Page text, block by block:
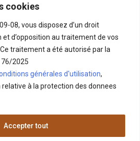
cookies
08, vous disposez d’un droit
et d’opposition au traitement de vos
traitement a été autorisé par la
2025
générales d'utilisation,
à la protection des donnees
Accepter tout